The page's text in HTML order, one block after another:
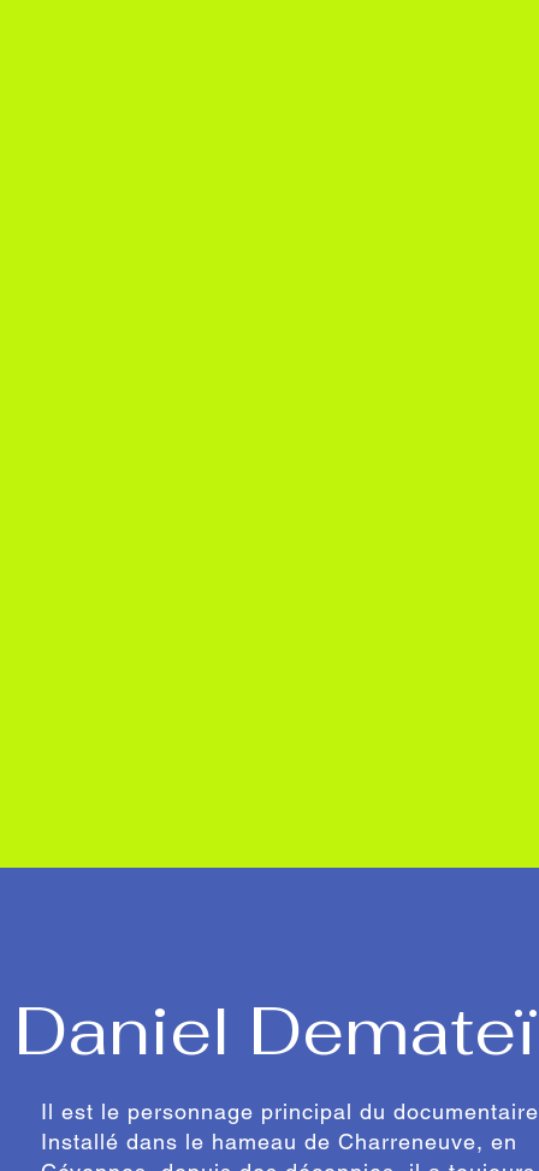
Daniel
Il est le personnage principal du
Installé dans le hameau de Charreneuve, en